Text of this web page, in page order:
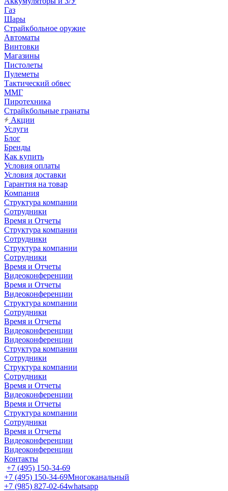
Газ
Шары
Страйкбольное оружие
Автоматы
Винтовки
Магазины
Пистолеты
Пулеметы
Тактический обвес
ММГ
Пиротехника
Страйкбольные гранаты
Акции
Услуги
Блог
Бренды
Как купить
Условия оплаты
Условия доставки
Гарантия на товар
Компания
Структура компании
Сотрудники
Время и Отчеты
Структура компании
Сотрудники
Структура компании
Сотрудники
Время и Отчеты
Видеоконференции
Время и Отчеты
Видеоконференции
Структура компании
Сотрудники
Время и Отчеты
Видеоконференции
Видеоконференции
Структура компании
Сотрудники
Структура компании
Сотрудники
Время и Отчеты
Видеоконференции
Время и Отчеты
Структура компании
Сотрудники
Время и Отчеты
Видеоконференции
Видеоконференции
Контакты
+7 (495) 150-34-69
+7 (495) 150-34-69Многоканальный
+7 (985) 827-02-64whatsapp